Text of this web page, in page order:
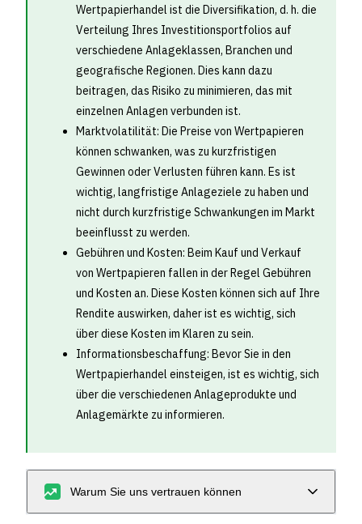
Wertpapierhandel ist die Diversifikation, d. h. die
Verteilung Ihres Investitionsportfolios auf
verschiedene Anlageklassen, Branchen und
geografische Regionen. Dies kann dazu
beitragen, das Risiko zu minimieren, das mit
einzelnen Anlagen verbunden ist.
Marktvolatilität: Die Preise von Wertpapieren
können schwanken, was zu kurzfristigen
Gewinnen oder Verlusten führen kann. Es ist
wichtig, langfristige Anlageziele zu haben und
nicht durch kurzfristige Schwankungen im Markt
beeinflusst zu werden.
Gebühren und Kosten: Beim Kauf und Verkauf
von Wertpapieren fallen in der Regel Gebühren
und Kosten an. Diese Kosten können sich auf Ihre
Rendite auswirken, daher ist es wichtig, sich
über diese Kosten im Klaren zu sein.
Informationsbeschaffung: Bevor Sie in den
Wertpapierhandel einsteigen, ist es wichtig, sich
über die verschiedenen Anlageprodukte und
Anlagemärkte zu informieren.
Warum Sie uns vertrauen können